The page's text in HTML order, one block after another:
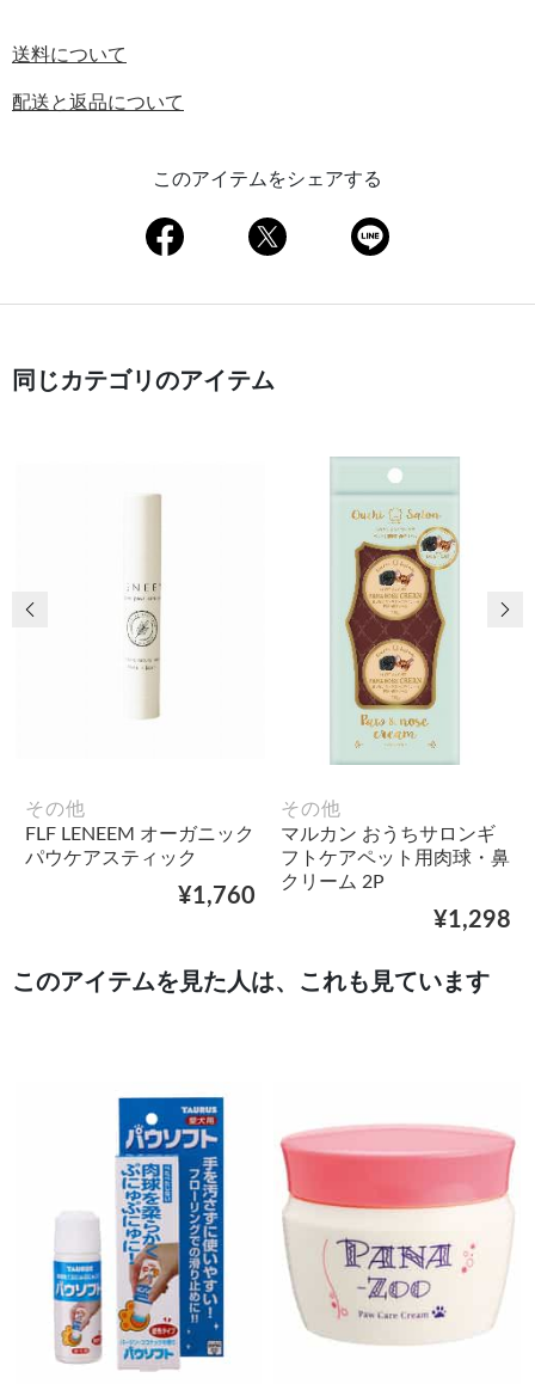
送料について
配送と返品について
このアイテムをシェアする
同じカテゴリのアイテム
その他
FLF LENEEM オーガニック
パウケアスティック
¥1,760
その他
マルカン おうちサロンギ
フトケアペット用肉球・鼻
クリーム 2P
¥1,298
前の画像 次
このアイテムを見た人は、これも見ています